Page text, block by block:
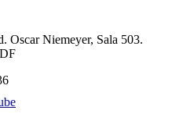
Oscar Niemeyer, Sala 503.